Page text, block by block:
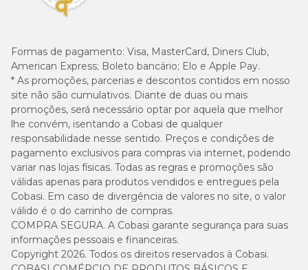
Formas de pagamento: Visa, MasterCard, Diners Club,
American Express; Boleto bancário; Elo e Apple Pay.
* As promoções, parcerias e descontos contidos em nosso
site não são cumulativos. Diante de duas ou mais
promoções, será necessário optar por aquela que melhor
lhe convém, isentando a Cobasi de qualquer
responsabilidade nesse sentido. Preços e condições de
pagamento exclusivos para compras via internet, podendo
variar nas lojas físicas. Todas as regras e promoções são
válidas apenas para produtos vendidos e entregues pela
Cobasi. Em caso de divergência de valores no site, o valor
válido é o do carrinho de compras.
COMPRA SEGURA. A Cobasi garante segurança para suas
informações pessoais e financeiras.
Copyright 2026. Todos os direitos reservados à Cobasi.